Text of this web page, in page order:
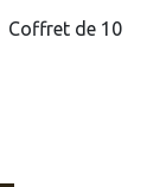
Coffret de 10